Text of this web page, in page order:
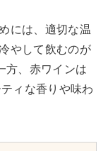
には、適切な温
やして飲むのが
方、赤ワインは
ィな香りや味わ